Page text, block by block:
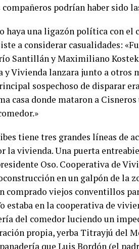
compañeros podrían haber sido
haya una ligazón política con el
a considerar casualidades:
Santillán y Maximiliano
y Vivienda lanzara junto a otros
sospechoso de disparar
casa donde mataron a
tiene tres grandes líneas de
la vivienda. Una puerta
Oso. Cooperativa de
en un galpón de la
comprado viejos conventillos
estaba en la cooperativa de
del comedor luciendo un
propia, yerba Titrayjú del
que Luis Bordón (el